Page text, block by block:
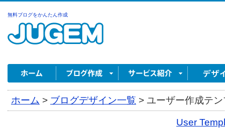
無料ブログをかんたん作成
ホーム > ブログデザイン一覧 > ユーザー作成テ
User